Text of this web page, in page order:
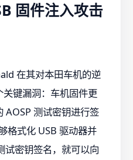
固件注入攻击
在其对本田车机的逆
键漏洞：车机固件更
AOSP 测试密钥进行签
格式化 USB 驱动器并
试密钥签名，就可以向